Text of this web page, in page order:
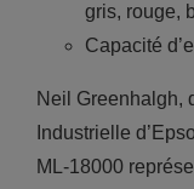
gris, rouge,
Capacité
Neil Greenhalgh,
Industrielle
ML-18000